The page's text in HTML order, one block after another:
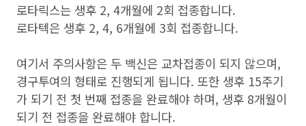
로타릭스는 생후 2, 4개월에 2회 접종합니다.
로타텍은 생후 2, 4, 6개월에 3회 접종합니다.
여기서 주의사항은 두 백신은 교차접종이 되지 않으며,
경구투여의 형태로 진행되게 됩니다. 또한 생후 15주기
가 되기 전 첫 번째 접종을 완료해야 하며, 생후 8개월이
되기 전 접종을 완료해야 합니다.